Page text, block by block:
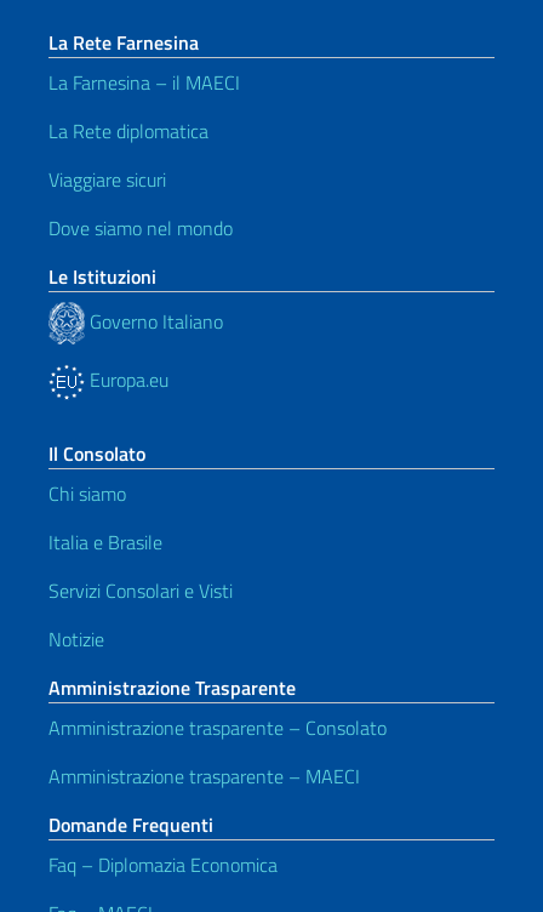
La Rete Farnesina
La Farnesina – il MAECI
La Rete diplomatica
Viaggiare sicuri
Dove siamo nel mondo
Le Istituzioni
Governo Italiano
Europa.eu
Il Consolato
Chi siamo
Italia e Brasile
Servizi Consolari e Visti
Notizie
Amministrazione Trasparente
Amministrazione trasparente – Consolato
Amministrazione trasparente – MAECI
Domande Frequenti
Faq – Diplomazia Economica